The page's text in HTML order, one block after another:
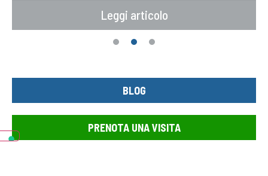
Leggi articolo
BLOG
PRENOTA UNA VISITA